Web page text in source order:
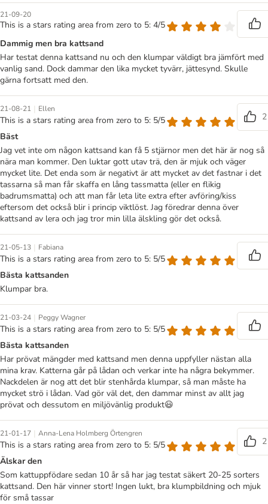
21-09-20
This is a stars rating area from zero to 5: 4/5
Dammig men bra kattsand
Har testat denna kattsand nu och den klumpar väldigt bra jämfört med
vanlig sand. Dock dammar den lika mycket tyvärr, jättesynd. Skulle
gärna fortsatt med den.
21-08-21 | Ellen
This is a stars rating area from zero to 5: 5/5
2
Bäst
Jag vet inte om någon kattsand kan få 5 stjärnor men det här är nog så
nära man kommer. Den luktar gott utav trä, den är mjuk och väger
mycket lite. Det enda som är negativt är att mycket av det fastnar i det
tassarna så man får skaffa en lång tassmatta (eller en flikig
badrumsmatta) och att man får leta lite extra efter avföring/kiss
eftersom det också blir i princip viktlöst. Jag föredrar denna över
kattsand av lera och jag tror min lilla älskling gör det också.
21-05-13 | Fabiana
This is a stars rating area from zero to 5: 5/5
Bästa kattsanden
Klumpar bra.
21-03-24 | Peggy Wagner
This is a stars rating area from zero to 5: 5/5
Bästa kattsanden
Har prövat mängder med kattsand men denna uppfyller nästan alla
mina krav. Katterna går på lådan och verkar inte ha några bekymmer.
Nackdelen är nog att det blir stenhårda klumpar, så man måste ha
mycket strö i lådan. Vad gör väl det, den dammar minst av allt jag
prövat och dessutom en miljövänlig produkt😃
21-01-17 | Anna-Lena Holmberg Örtengren
This is a stars rating area from zero to 5: 5/5
2
Älskar den
Som kattuppfödare sedan 10 år så har jag testat säkert 20-25 sorters
kattsand. Den här vinner stort! Ingen lukt, bra klumpbildning och mjuk
för små tassar